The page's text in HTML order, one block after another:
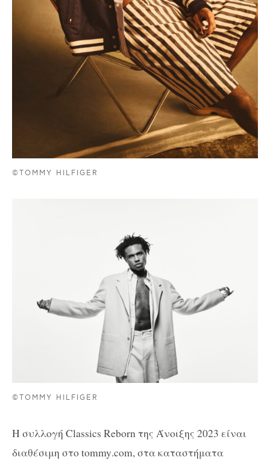
©TOMMY HILFIGER
©TOMMY HILFIGER
Η συλλογή Classics Reborn της Άνοιξης 2023 είναι
διαθέσιμη στοtommy.com, στα καταστήματα